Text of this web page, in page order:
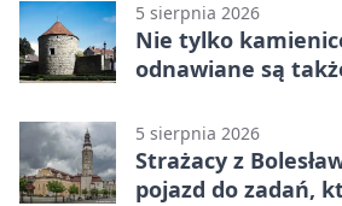
5 sierpnia 2026
Nie tylko
odnawiane są
5 sierpnia 2026
Strażacy z
pojazd do zadań,